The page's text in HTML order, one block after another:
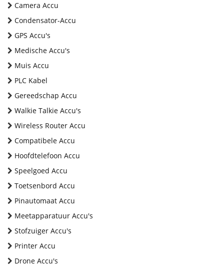
Camera Accu
Condensator-Accu
GPS Accu's
Medische Accu's
Muis Accu
PLC Kabel
Gereedschap Accu
Walkie Talkie Accu's
Wireless Router Accu
Compatibele Accu
Hoofdtelefoon Accu
Speelgoed Accu
Toetsenbord Accu
Pinautomaat Accu
Meetapparatuur Accu's
Stofzuiger Accu's
Printer Accu
Drone Accu's